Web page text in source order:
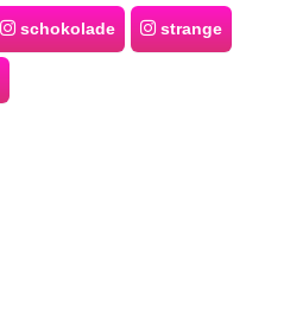
schokolade strange